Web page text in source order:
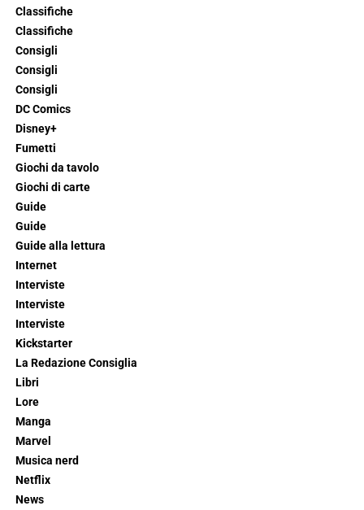
Classifiche
Classifiche
Consigli
Consigli
Consigli
DC Comics
Disney+
Fumetti
Giochi da tavolo
Giochi di carte
Guide
Guide
Guide alla lettura
Internet
Interviste
Interviste
Interviste
Kickstarter
La Redazione Consiglia
Libri
Lore
Manga
Marvel
Musica nerd
Netflix
News